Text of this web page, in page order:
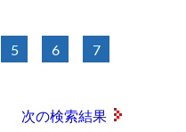
5 6 7
次の検索結果